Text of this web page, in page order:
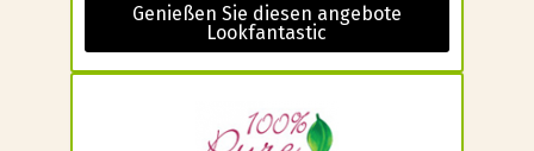
Genießen Sie diesen angebote
Lookfantastic